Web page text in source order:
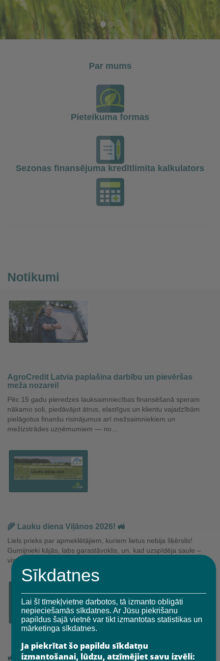
Par mums
Pieteikuma formas
Sezonas finansējuma kredītlimita kalkulators
Notikumi
AgroCredit Latvia paplašina darbību un pievēršas
meža nozarei!
Pēc 15 gadu pieredzes lauksaimniecības finansēšanā speram
nākamo soli, piedāvājot ātrus, elastīgus un klientu vajadzībām
pielāgotus finanšu risinājumus arī mežsaimniekiem un
mežizstrādes uzņēmumiem — no…
🌾 Lauku diena Viļānos 2026! 🚜
Liels prieks par apmeklētājiem, kuriem lietus nebija šķērslis!
Gumijnieki kājās, labs garastāvoklis, un, kad uzspīdēja saule –
viss uzreiz ieguva pavisam citu enerģiju. Paldies ikvienam,…
🚜Traktordiena 2026
Sīkdatnes
Lai šī tīmekļvietne darbotos, tā izmanto obligāti
nepieciešamās sīkdatnes. Ar Jūsu piekrišanu
papildus šajā vietnē var tikt izmantotas statistikas un
mārketinga sīkdatnes.
Ja piekrītat šo papildu sīkdatņu
izmantošanai, lūdzu, atzīmējiet savu izvēli: